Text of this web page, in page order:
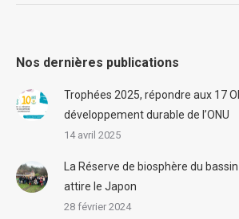
Nos dernières publications
Trophées 2025, répondre aux 17
développement durable de l’ONU
14 avril 2025
La Réserve de biosphère du
attire le Japon
28 février 2024